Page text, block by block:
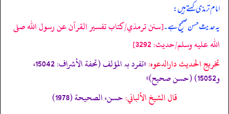
امام ترمذی کہتے ہیں:
یہ حدیث حسن صحیح ہے۔[سنن ترمذي/كتاب تفسير القرآن عن رسول الله صلى
الله عليه وسلم/حدیث: 3292]
تخریج الحدیث دارالدعوہ:
«تفرد بہ المؤلف (تحفة الأشراف: 15042،
و15052) (حسن صحیح)»
قال الشيخ الألباني:حسن، الصحيحة (1978)